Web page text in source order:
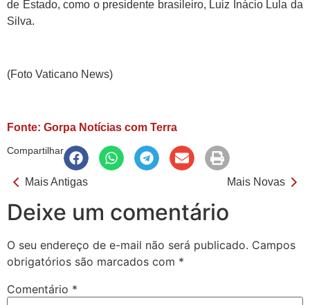
de Estado, como o presidente brasileiro, Luiz Inácio Lula da
Silva.
(Foto Vaticano News)
Fonte: Gorpa Notícias com Terra
Compartilhar
Mais Antigas Mais Novas
Deixe um comentário
O seu endereço de e-mail não será publicado. Campos
obrigatórios são marcados com *
Comentário *